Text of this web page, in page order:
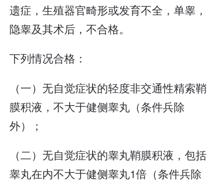
遗症，生殖器官畸形或发育不全，单睾，
隐睾及其术后，不合格。
下列情况合格：
（一）无自觉症状的轻度非交通性精索鞘
膜积液，不大于健侧睾丸（条件兵除
外）；
（二）无自觉症状的睾丸鞘膜积液，包括
睾丸在内不大于健侧睾丸1倍（条件兵除